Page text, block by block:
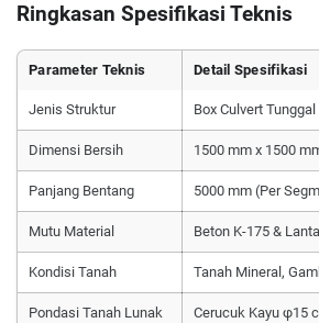
Ringkasan Spesifikasi Teknis
Parameter Teknis Detail Spesifikasi
Jenis Struktur Box Culvert
Dimensi Bersih 1500 mm x 1500
Panjang Bentang 5000 mm (Per
Mutu Material Beton K-175 &
Kondisi Tanah Tanah Mineral,
Pondasi Tanah Lunak Cerucuk Kayu φ15